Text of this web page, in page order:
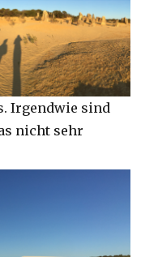
Irgendwie sind
nicht sehr